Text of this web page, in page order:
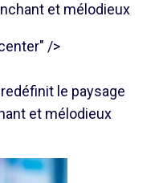
et mélodieux
/>
le paysage
et mélodieux